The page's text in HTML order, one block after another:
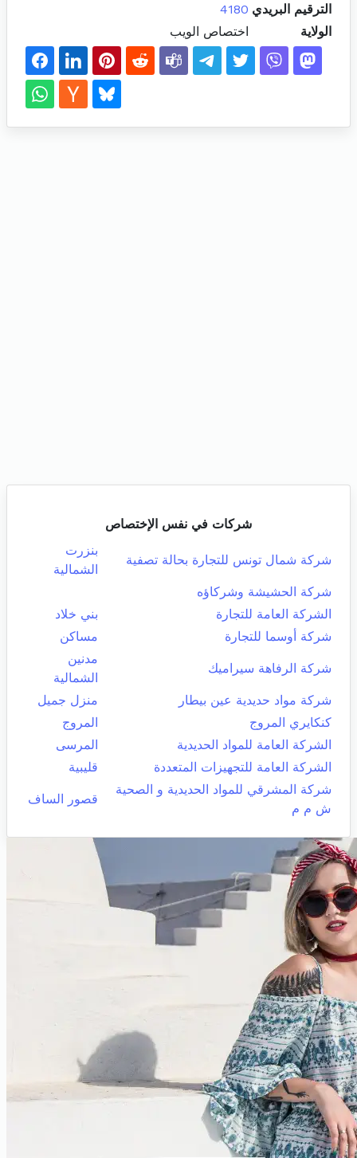
الترقيم البريدي 4180
الولاية
اختصاص الويب
شركات في نفس الإختصاص
شركة شمال تونس للتجارة بحالة تصفية
بنزرت
الشمالية
شركة الحشيشة وشركاؤه
الشركة العامة للتجارة
بني خلاد
شركة أوسما للتجارة
مساكن
شركة الرفاهة سيراميك
مدنين
الشمالية
شركة مواد حديدية عين بيطار
منزل جميل
كنكايري المروج
المروج
الشركة العامة للمواد الحديدية
المرسى
الشركة العامة للتجهيزات المتعددة
قليبية
شركة المشرقي للمواد الحديدية و الصحية
ش م م
قصور الساف